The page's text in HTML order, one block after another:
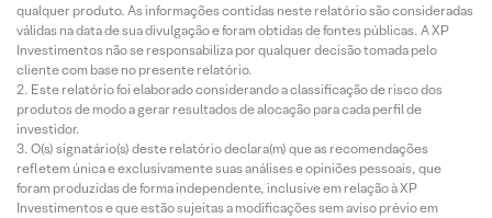
qualquer produto. As informações contidas neste relatório são consideradas
válidas na data de sua divulgação e foram obtidas de fontes públicas. A XP
Investimentos não se responsabiliza por qualquer decisão tomada pelo
cliente com base no presente relatório.
Este relatório foi elaborado considerando a classificação de risco dos
produtos de modo a gerar resultados de alocação para cada perfil de
investidor.
O(s) signatário(s) deste relatório declara(m) que as recomendações
refletem única e exclusivamente suas análises e opiniões pessoais, que
foram produzidas de forma independente, inclusive em relação à XP
Investimentos e que estão sujeitas a modificações sem aviso prévio em